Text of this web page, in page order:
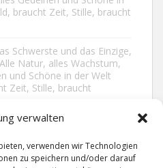
verwalten
verwenden wir Technologien
zu speichern und/oder darauf
braucht Zeit, Stille, braucht
Schwerste und das Einzige,
Natur, alles Wachstum,
und Schöne in der Welt
Zeit, Stille, braucht
in unserem Leben
Rest ist Zufall.